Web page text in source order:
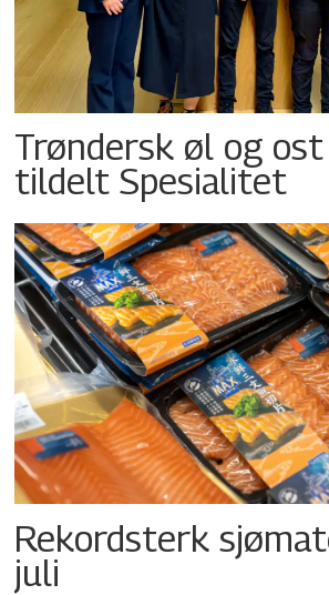
Trøndersk øl og
tildelt Spesialitet
Rekordsterk
juli